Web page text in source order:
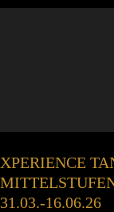
XPERIENCE
31.03.-16.06.26